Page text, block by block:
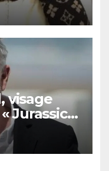
Pastef
visage
Jurassic
à 78